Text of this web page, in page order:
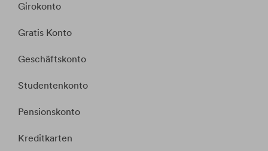
Girokonto
Gratis Konto
Geschäftskonto
Studentenkonto
Pensionskonto
Kreditkarten